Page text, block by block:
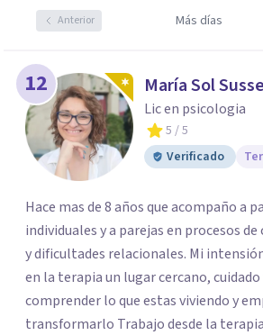
Anterior Más días
12 María Sol Susse
Lic en psicologia
5 / 5
Verificado
Hace mas de 8 años que acompaño a
individuales y a parejas en procesos
y dificultades relacionales. Mi
en la terapia un lugar cercano,
comprender lo que estas viviendo y
transformarlo Trabajo desde la terapia sistemica y